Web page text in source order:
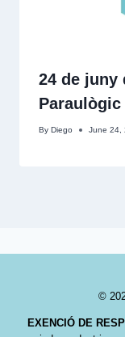
24 de juny
Paraulògic
By Diego June 24,
©
EXENCIÓ DE